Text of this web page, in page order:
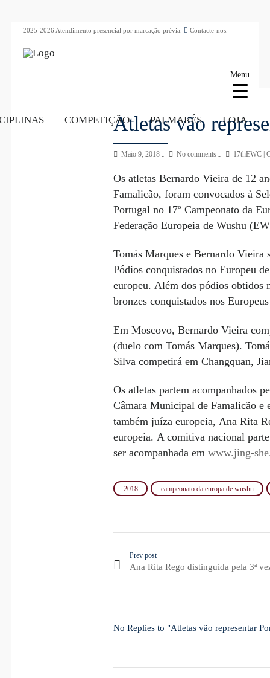
2025-2026 Atendimento presencial por marcação prévia. Contacte-nos.
COMPETIÇÃO PALMARÉS LOJA
Atletas vão
Maio 9, 2018 No comments 17thEWC|
Os atletas Bernardo Vieira de 12
Famalicão, foram convocados à
Portugal no 17º Campeonato da
Federação Europeia de Wushu
Tomás Marques e Bernardo Vieira
Pódios conquistados no Europeu
europeu. Além dos pódios obtidos
bronzes conquistados nos
Em Moscovo, Bernardo Vieira
(duelo com Tomás Marques).
Silva competirá em Changquan,
Os atletas partem acompanhados
Câmara Municipal de Famalicão e
também juíza europeia, Ana Rita
europeia. A comitiva nacional
ser acompanhada em www.jing-
2018 campeonato da europa de wushu
Prev post
Ana Rita Rego distinguida pela 3ª
No Replies to "Atletas vão representar
Menu